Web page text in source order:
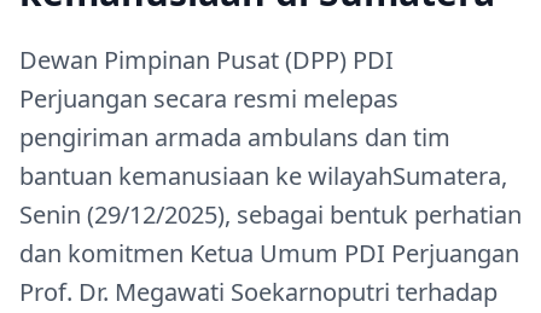
Dewan Pimpinan Pusat (DPP) PDI
Perjuangan secara resmi melepas
pengiriman armada ambulans dan tim
bantuan kemanusiaan ke wilayahSumatera,
Senin (29/12/2025), sebagai bentuk perhatian
dan komitmen Ketua Umum PDI Perjuangan
Prof. Dr. Megawati Soekarnoputri terhadap